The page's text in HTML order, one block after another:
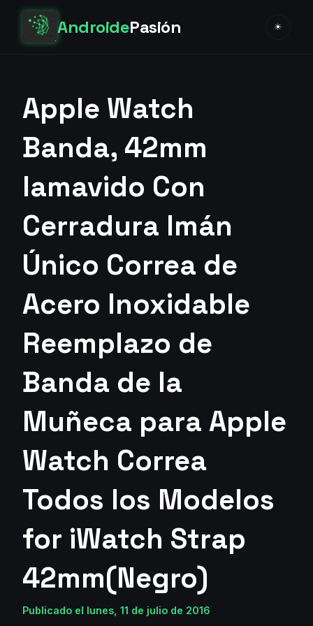
AndroidePasión ☀
Apple Watch
Banda, 42mm
lamavido Con
Cerradura Imán
Único Correa de
Acero Inoxidable
Reemplazo de
Banda de la
Muñeca para Apple
Watch Correa
Todos los Modelos
for iWatch Strap
42mm(Negro)
Publicado el lunes, 11 de julio de 2016